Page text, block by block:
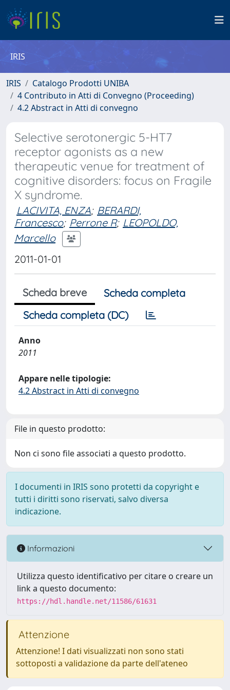
IRIS
IRIS
Catalogo Prodotti UNIBA
4 Contributo in Atti di Convegno (Proceeding)
4.2 Abstract in Atti di convegno
Selective serotonergic 5-HT7
receptor agonists as a new
therapeutic venue for treatment of
cognitive disorders: focus on Fragile
X syndrome.
LACIVITA, ENZA; BERARDI,
Francesco; Perrone R; LEOPOLDO,
Marcello
2011-01-01
Scheda breve
Scheda completa
Scheda completa (DC)
Anno
2011
Appare nelle tipologie:
4.2 Abstract in Atti di convegno
File in questo prodotto:
Non ci sono file associati a questo prodotto.
I documenti in IRIS sono protetti da copyright e
tutti i diritti sono riservati, salvo diversa
indicazione.
Informazioni
Utilizza questo identificativo per citare o creare un
link a questo documento:
https://hdl.handle.net/11586/61631
Attenzione
Attenzione! I dati visualizzati non sono stati
sottoposti a validazione da parte dell'ateneo